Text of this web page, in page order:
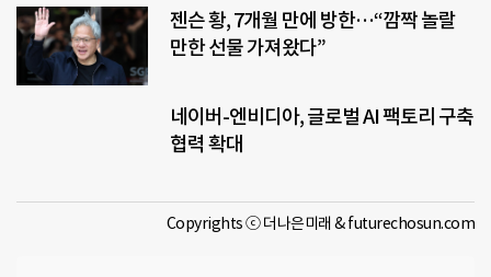
젠슨 황, 7개월 만에 방한…“깜짝 놀랄
만한 선물 가져왔다”
네이버-엔비디아, 글로벌 AI 팩토리 구축
협력 확대
Copyrights ⓒ 더나은미래 & futurechosun.com